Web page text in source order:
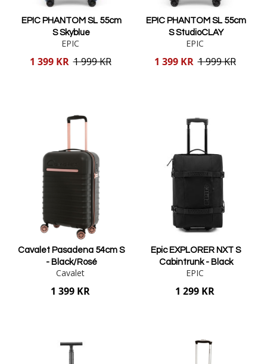
EPIC PHANTOM SL 55cm
S Skyblue
EPIC
Reducerat
1 399 KR 1 999 KR
EPIC PHANTOM SL 55cm
S StudioCLAY
EPIC
Reducerat
1 399 KR 1 999 KR
Cavalet Pasadena 54cm S
- Black/Rosé
Cavalet
1 399 KR
Epic EXPLORER NXT S
Cabintrunk - Black
EPIC
1 299 KR